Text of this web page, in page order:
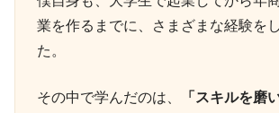
業を作るまでに、さまざまな経験を
た。
その中で学んだのは、
「スキルを磨